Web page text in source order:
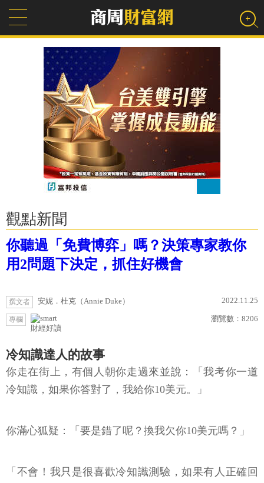
觀點新聞
你聽過「免費博弈」嗎？決策專家教你
用2問題下決定，抓住好機會
撰文者 安妮．杜克（Annie Duke） 2022.11.25
專欄
財經好讀
瀏覽數： 8206
冷知識達人的故事
你走在街上，有個人朝你走過來並說：「我考你一道
冷知識，如果你答對了，我給你10美元。」
你滿心狐疑：「要是錯了呢？換我欠你10美元嗎？」
「不會！我只是很喜歡冷知識測驗，如果有人正確回